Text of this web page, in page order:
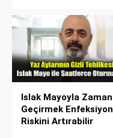
Islak Mayoyla Zaman
Geçirmek Enfeksiyon
Riskini Artırabilir